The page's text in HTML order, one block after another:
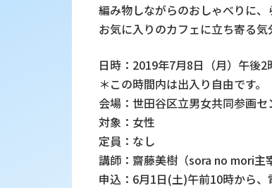
編み物しながらのおしゃべりに、
お気に入りのカフェに立ち寄る気
日時：2019年7月8日（月）午後2
＊この時間内は出入り自由です。
会場：世田谷区立男女共同参画
対象：女性
定員：なし
講師：齋藤美樹（sora no mori主
申込：6月1日(土)午前10時から